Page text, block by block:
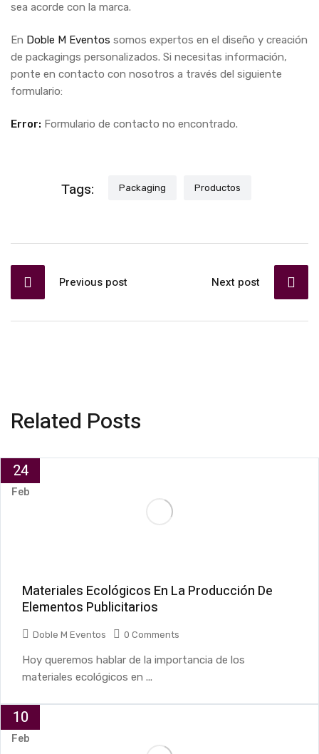
sea acorde con la marca.
En Doble M Eventos somos expertos en el diseño y creación
de packagings personalizados. Si necesitas información,
ponte en contacto con nosotros a través del siguiente
formulario:
Error: Formulario de contacto no encontrado.
Tags: Packaging Productos
Previous post Next post
Related Posts
24
Feb
Materiales Ecológicos En La Producción De
Elementos Publicitarios
Doble M Eventos 0 Comments
Hoy queremos hablar de la importancia de los
materiales ecológicos en ...
10
Feb